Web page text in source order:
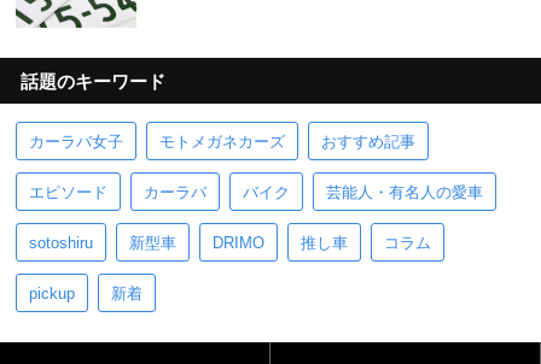
話題のキーワード
カーラバ女子 モトメガネカーズ おすすめ記事
エピソード カーラバ バイク 芸能人・有名人の愛車
sotoshiru 新型車 DRIMO 推し車 コラム
pickup 新着